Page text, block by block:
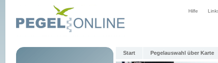
Hilfe
Start Pegelauswahl über Karte